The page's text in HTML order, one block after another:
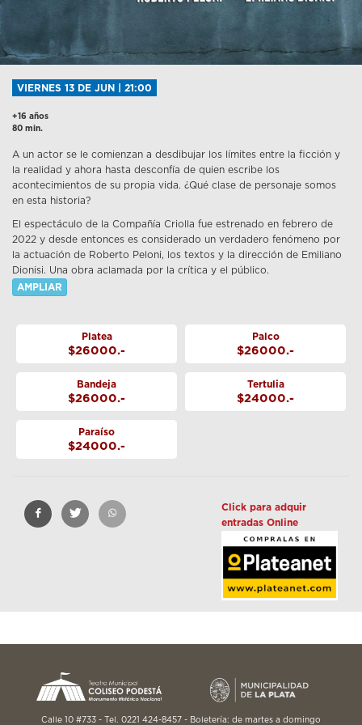
VIERNES 13 DE JUN | 21:00
+16 años
80 min.
A un actor se le comienzan a desdibujar los límites entre la ficción y
la realidad y ahora hasta desconfía de quien escribe los
acontecimientos de su propia vida. ¿Qué clase de personaje somos
en esta historia?
El espectáculo de la Compañía Criolla fue estrenado en febrero de
2022 y desde entonces es considerado un verdadero fenómeno por
la actuación de Roberto Peloni, los textos y la dirección de Emiliano
Dionisi. Una obra aclamada por la crítica y el público.
AMPLIAR
Platea
$26000.-
Palco
$26000.-
Bandeja
$26000.-
Tertulia
$24000.-
Paraíso
$24000.-
Click para adquir
entradas Online
Calle 10 #733 - Tel. 0221 424-8457 - Boletería: de martes a domingo